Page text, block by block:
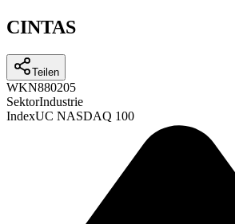
CINTAS
Teilen
WKN880205
SektorIndustrie
IndexUC NASDAQ 100